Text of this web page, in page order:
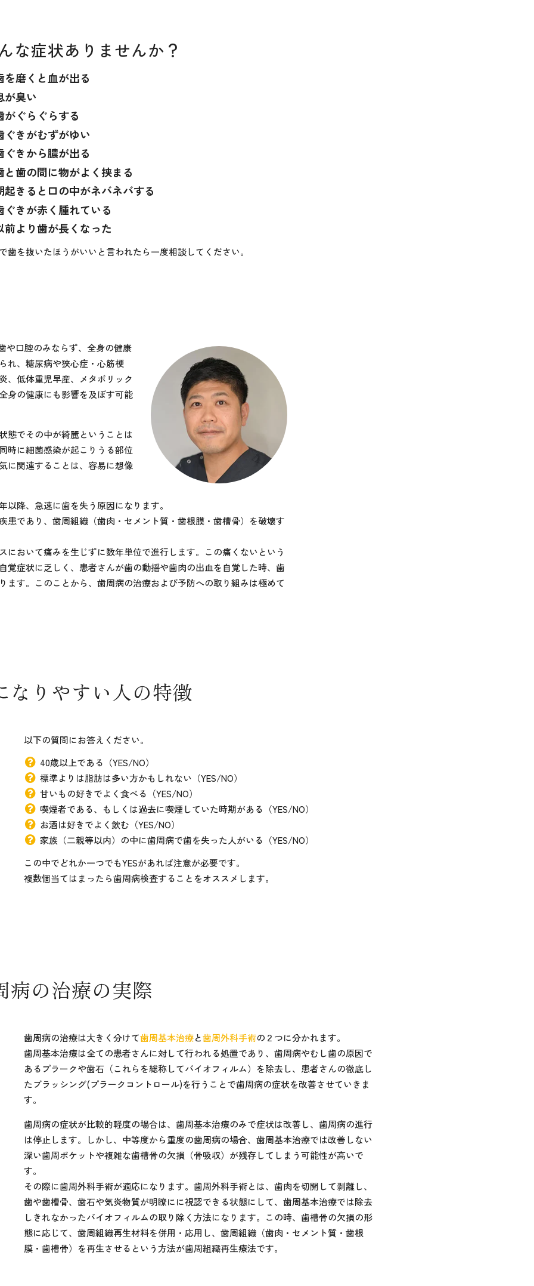
な症状ありませんか？
を磨くと血が出る
が臭い
がぐらぐらする
ぐきがむずがゆい
ぐきから膿が出る
と歯の間に物がよく挟まる
起きると口の中がネバネバする
ぐきが赤く腫れている
前より歯が長くなった
歯を抜いたほうがいいと言われたら一度相談してください。
や口腔のみならず、全身の健康
れ、糖尿病や狭心症・心筋梗
、低体重児早産、メタボリック
身の健康にも影響を及ぼす可能
態でその中が綺麗ということは
時に細菌感染が起こりうる部位
に関連することは、容易に想像
降、急速に歯を失う原因になります。
であり、歯周組織（歯肉・セメント質・歯根膜・歯槽骨）を破壊す
おいて痛みを生じずに数年単位で進行します。この痛くないという
症状に乏しく、患者さんが歯の動揺や歯肉の出血を自覚した時、歯
す。このことから、歯周病の治療および予防への取り組みは極めて
なりやすい人の特徴
以下の質問にお答えください。
40歳以上である（YES/NO）
標準よりは脂肪は多い方かもしれない（YES/NO）
甘いもの好きでよく食べる（YES/NO）
喫煙者である、もしくは過去に喫煙していた時期がある（YES/NO）
お酒は好きでよく飲む（YES/NO）
家族（二親等以内）の中に歯周病で歯を失った人がいる（YES/NO）
この中でどれか一つでもYESがあれば注意が必要です。
複数個当てはまったら歯周病検査することをオススメします。
病の治療の実際
歯周病の治療は大きく分けて歯周基本治療と歯周外科手術の２つに分かれます。
歯周基本治療は全ての患者さんに対して行われる処置であり、歯周病やむし歯の原因で
あるプラークや歯石（これらを総称してバイオフィルム）を除去し、患者さんの徹底し
たブラッシング(プラークコントロール)を行うことで歯周病の症状を改善させていきま
す。
歯周病の症状が比較的軽度の場合は、歯周基本治療のみで症状は改善し、歯周病の進行
は停止します。しかし、中等度から重度の歯周病の場合、歯周基本治療では改善しない
深い歯周ポケットや複雑な歯槽骨の欠損（骨吸収）が残存してしまう可能性が高いで
す。
その際に歯周外科手術が適応になります。歯周外科手術とは、歯肉を切開して剥離し、
歯や歯槽骨、歯石や気炎物質が明瞭にに視認できる状態にして、歯周基本治療では除去
しきれなかったバイオフィルムの取り除く方法になります。この時、歯槽骨の欠損の形
態に応じて、歯周組織再生材料を併用・応用し、歯周組織（歯肉・セメント質・歯根
膜・歯槽骨）を再生させるという方法が歯周組織再生療法です。